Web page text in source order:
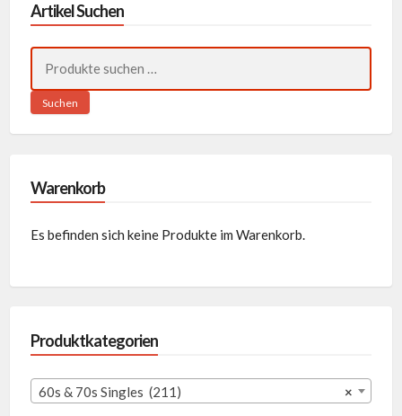
Artikel Suchen
nach:
Suchen
Warenkorb
Es befinden sich keine Produkte im Warenkorb.
Produktkategorien
×
60s & 70s Singles (211)